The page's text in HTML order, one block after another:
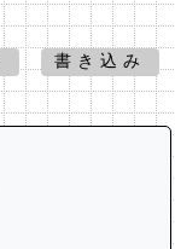
書き込み